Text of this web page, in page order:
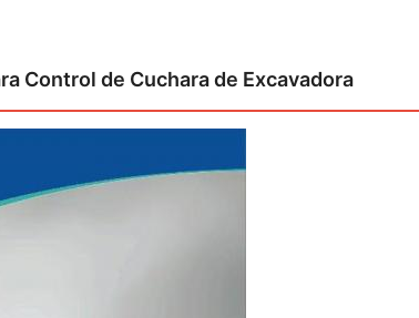
Control de Cuchara de Excavadora